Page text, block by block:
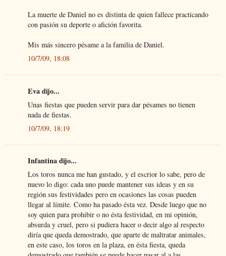
La muerte de Daniel no es distinta de quien fallece practicando
con pasión su deporte o afición favorita.
Mis más sincero pésame a la familia de Daniel.
10/7/09, 18:08
Eva dijo...
Unas fiestas que pueden servir para dar pésames no tienen
nada de fiestas.
10/7/09, 18:19
Infantina dijo...
Los toros nunca me han gustado, y el escrior lo sabe, pero de
nuevo lo digo: cada uno puede mantener sus ideas y en su
región sus festividades pero en ocasiones las cosas pueden
llegar al límite. Como ha pasado ésta vez. Desde luego que no
soy quien para prohibir o no ésta festividad, en mi opinión,
absurda y cruel, pero si pudiera hacer o decir algo al respecto
diría que queda demostrado, que aparte de maltratar animales,
en este caso, los toros en la plaza, en ésta fiesta, queda